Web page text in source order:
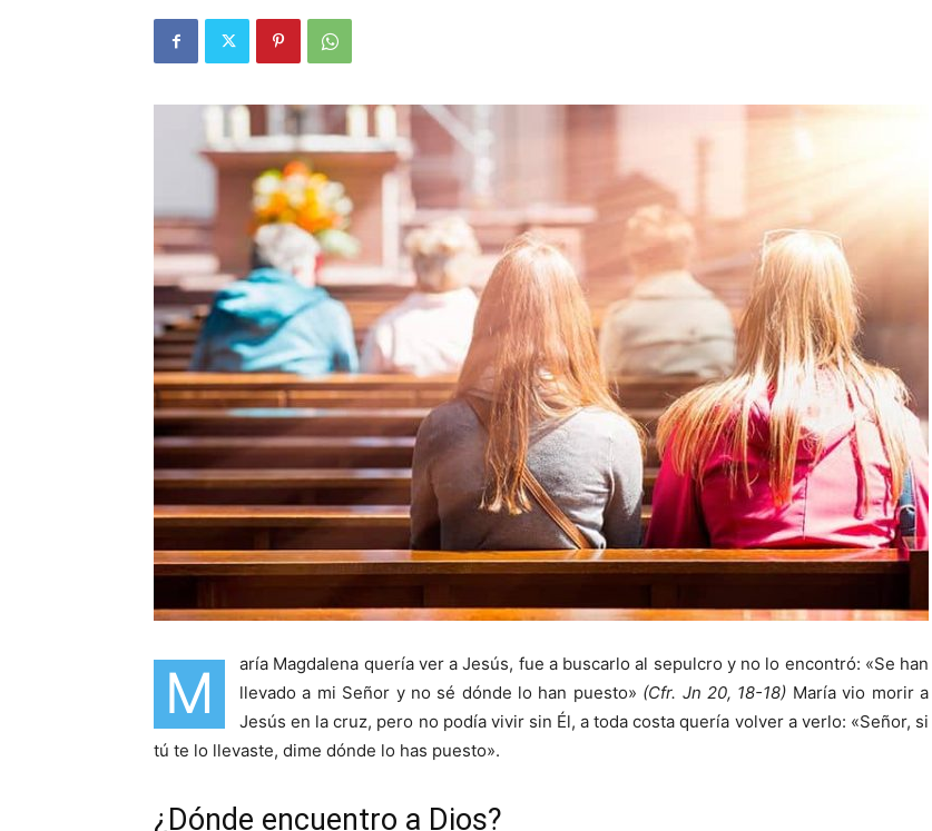
M
aría Magdalena quería ver a Jesús, fue a buscarlo al sepulcro y no lo encontró: «Se han
llevado a mi Señor y no sé dónde lo han puesto» (Cfr. Jn 20, 18-18) María vio morir a
Jesús en la cruz, pero no podía vivir sin Él, a toda costa quería volver a verlo: «Señor, si
tú te lo llevaste, dime dónde lo has puesto».
¿Dónde encuentro a Dios?